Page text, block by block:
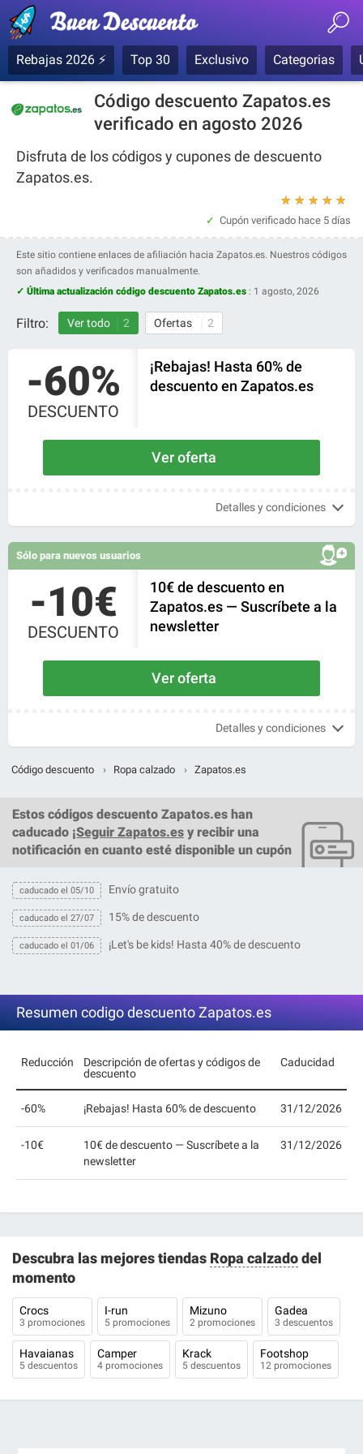
Rebajas 2026 ⚡ Top 30 Exclusivo Categorias
Código descuento Zapatos.es
verificado en agosto 2026
Disfruta de los códigos y cupones de descuento
Zapatos.es.
★
★
★
★
★
Cupón verificado hace 5 días
Este sitio contiene enlaces de afiliación hacia Zapatos.es. Nuestros códigos
son añadidos y verificados manualmente.
✓ Última actualización código descuento Zapatos.es : 1 agosto, 2026
Filtro: Ver todo 2 Ofertas 2
-60%
DESCUENTO
¡Rebajas! Hasta 60% de
descuento en Zapatos.es
Ver oferta
Detalles y condiciones
Sólo para nuevos usuarios
-10€
DESCUENTO
10€ de descuento en
Zapatos.es — Suscríbete a la
newsletter
Ver oferta
Detalles y condiciones
Código descuento › Ropa calzado › Zapatos.es
Estos códigos descuento Zapatos.es han
caducado ¡Seguir Zapatos.es y recibir una
notificación en cuanto esté disponible un cupón
caducado el 05/10 Envío gratuito
caducado el 27/07 15% de descuento
caducado el 01/06 ¡Let's be kids! Hasta 40% de descuento
Resumen codigo descuento Zapatos.es
Reducción
Descripción de ofertas y códigos de
descuento
Caducidad
-60% ¡Rebajas! Hasta 60% de descuento 31/12/2026
-10€
10€ de descuento — Suscríbete a la
newsletter
31/12/2026
Descubra las mejores tiendas Ropa calzadodel
momento
Crocs
3 promociones
I-run
5 promociones
Mizuno
2 promociones
Gadea
3 descuentos
Havaianas
5 descuentos
Camper
4 promociones
Krack
5 descuentos
Footshop
12 promociones